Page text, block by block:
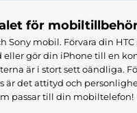
för
mobil. Förvara din HTC
eller gör din iPhone till en
är i stort sett oändliga.
är det attityd och
passar till din mobiltelefon!